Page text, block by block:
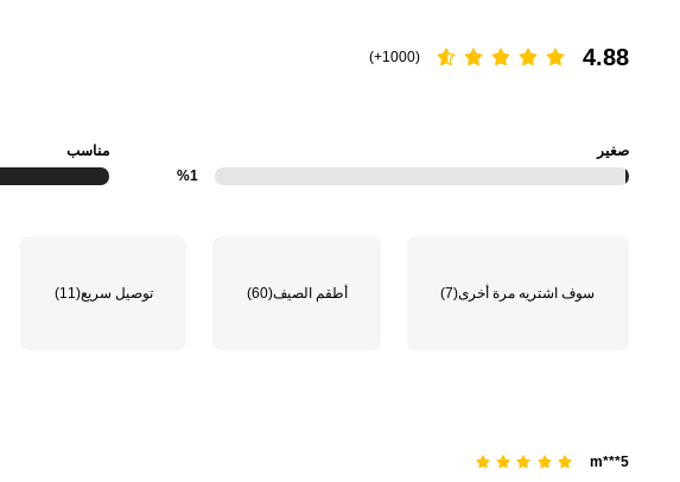
4.88
(1000+)
صغير
%1
مناسب
سوف اشتريه مرة أخرى(7) أطقم الصيف(60) توصيل سريع(11)
m***5